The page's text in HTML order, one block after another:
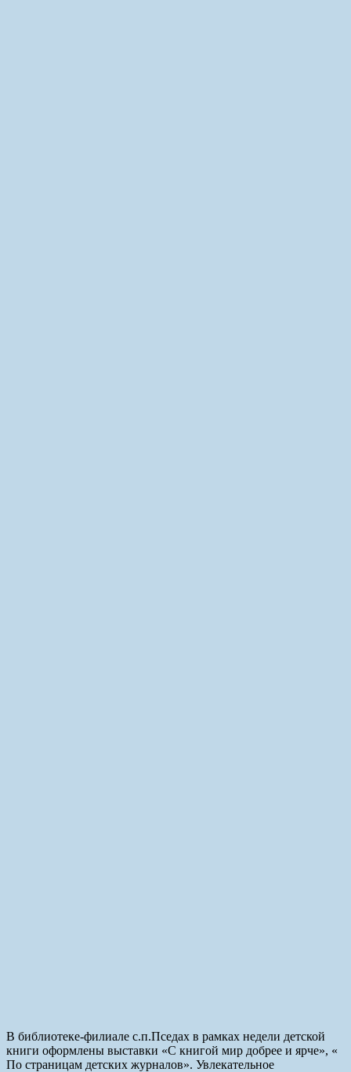
В библиотеке-филиале с.п.Пседах в рамках недели детской
книги оформлены выставки «С книгой мир добрее и ярче», «
По страницам детских журналов». Увлекательное